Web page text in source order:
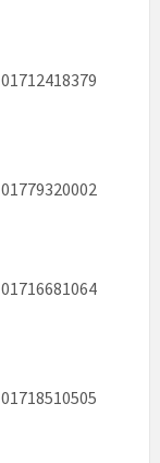
01712418379
01779320002
01716681064
01718510505